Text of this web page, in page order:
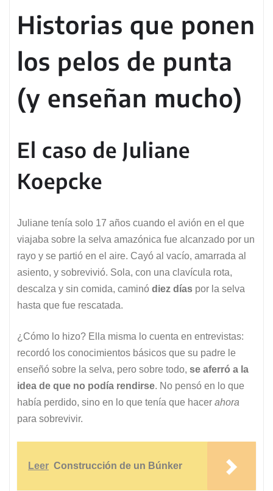
Historias que ponen
los pelos de punta
(y enseñan mucho)
El caso de Juliane
Koepcke
Juliane tenía solo 17 años cuando el avión en el que
viajaba sobre la selva amazónica fue alcanzado por un
rayo y se partió en el aire. Cayó al vacío, amarrada al
asiento, y sobrevivió. Sola, con una clavícula rota,
descalza y sin comida, caminó diez días por la selva
hasta que fue rescatada.
¿Cómo lo hizo? Ella misma lo cuenta en entrevistas:
recordó los conocimientos básicos que su padre le
enseñó sobre la selva, pero sobre todo, se aferró a la
idea de que no podía rendirse. No pensó en lo que
había perdido, sino en lo que tenía que hacer ahora
para sobrevivir.
Leer Construcción de un Búnker